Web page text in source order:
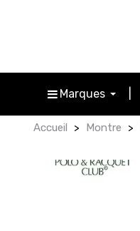
Marques
Accueil Montre